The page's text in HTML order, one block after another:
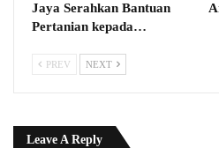
Jaya Serahkan Bantuan
Pertanian kepada…
PREV NEXT
Leave A Reply